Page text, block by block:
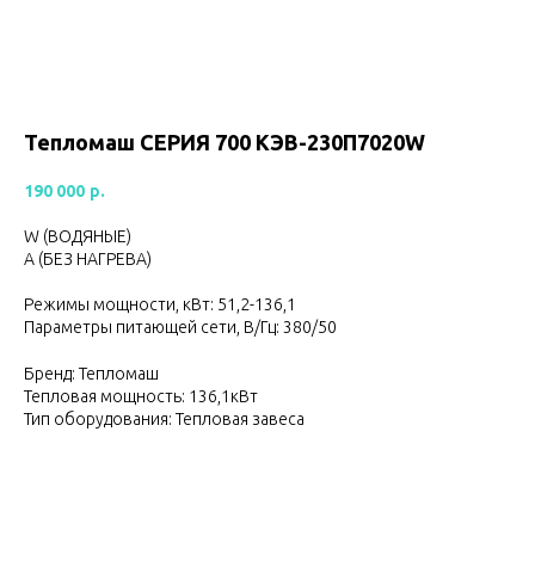
Тепломаш CЕРИЯ 700 КЭВ-230П7020W
190 000 р.
W (ВОДЯНЫЕ)
А (БЕЗ НАГРЕВА)
Режимы мощности, кВт: 51,2-136,1
Параметры питающей сети, В/Гц: 380/50
Бренд: Тепломаш
Тепловая мощность: 136,1кВт
Тип оборудования: Тепловая завеса